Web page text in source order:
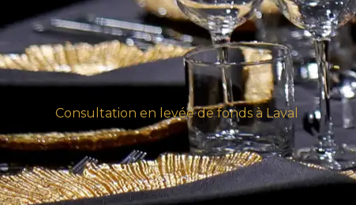
Consultation en levée de fonds à Laval